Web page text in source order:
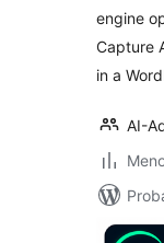
engine
Capture
in a
AI-